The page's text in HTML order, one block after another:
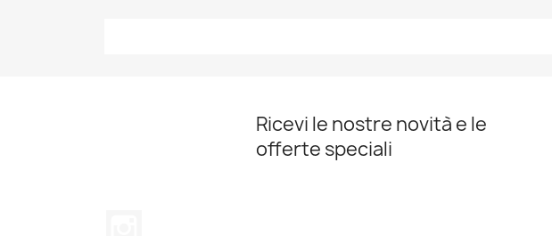
Ricevi le nostre novità e le
offerte speciali